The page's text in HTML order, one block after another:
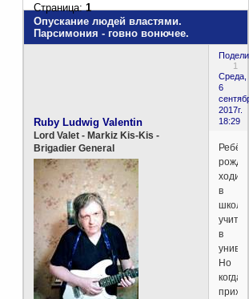
Опускание людей властями.
Парсимония - говно вонючее.
Страница:1
1
Среда,
6
2017г.
18:29
Ruby Ludwig Valentin
Lord Valet - Markiz Kis-Kis -
Brigadier General
ходит
в
школу,
учится
в
Но
когда